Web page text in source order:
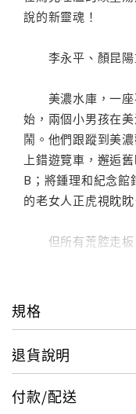
說的新靈魂！
李永平、顏昆陽
美濃水庫，一座
始，兩個小男孩在
鬧。他們跟蹤到美
上錯遊覽車，邂逅
B；將鍾理和紀念館
的老女人正虎視眈
但所有荒腔走板
與時間的角力。時
走，不回頭，無視
了時間，卻不知，
你甚至以為什麼事情
但藉著書寫，我
上走著。四起的煙
規格
退貨說明
付款/配送